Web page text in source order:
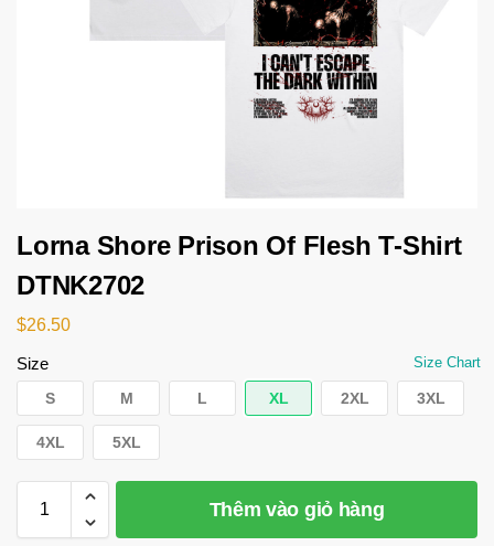
Lorna Shore Prison Of Flesh T-Shirt
DTNK2702
$26.50
Size Size Chart
S M L XL 2XL 3XL
4XL 5XL
Thêm vào giỏ hàng